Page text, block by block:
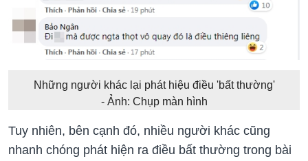
Những người khác lại phát hiệu điều 'bất thường'
- Ảnh: Chụp màn hình
Tuy nhiên, bên cạnh đó, nhiều người khác cũng
nhanh chóng phát hiện ra điều bất thường trong bài